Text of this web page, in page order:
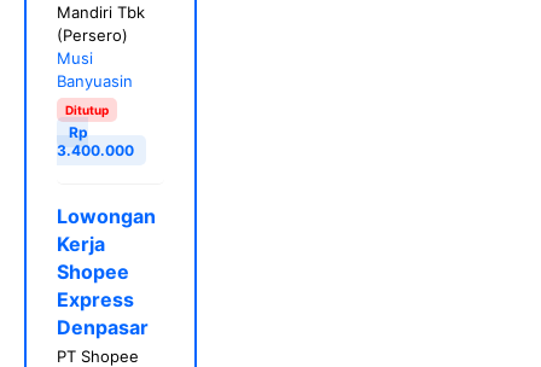
Mandiri Tbk
(Persero)
Musi
Banyuasin
Ditutup
Rp
3.400.000
Lowongan
Kerja
Shopee
Express
Denpasar
PT Shopee